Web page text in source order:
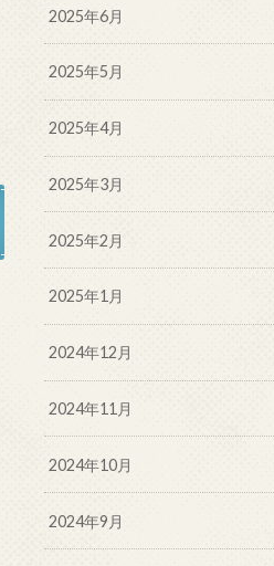
2025年6月
2025年5月
2025年4月
2025年3月
2025年2月
2025年1月
2024年12月
2024年11月
2024年10月
2024年9月